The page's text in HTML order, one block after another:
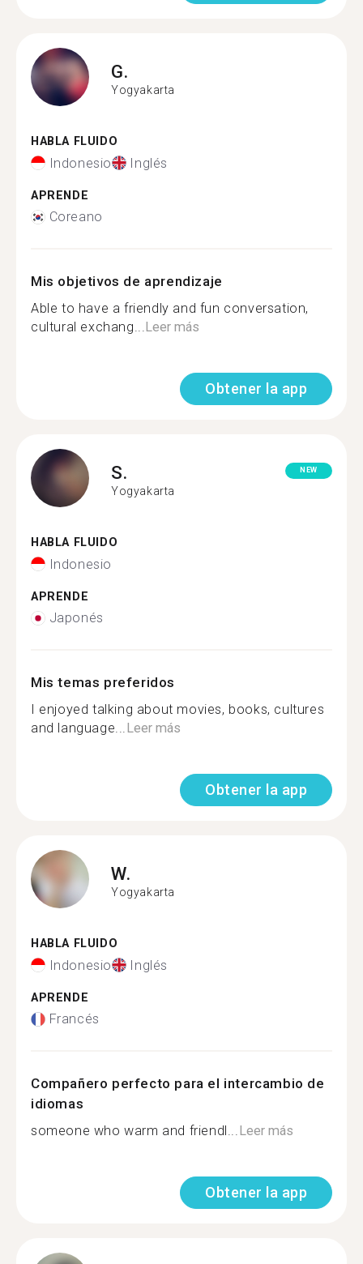
G.
Yogyakarta
HABLA FLUIDO
Indonesio Inglés
APRENDE
Coreano
Mis objetivos de aprendizaje
Able to have a friendly and fun conversation,
cultural exchang...Leer más
Obtener la app
S.
Yogyakarta
NEW
HABLA FLUIDO
Indonesio
APRENDE
Japonés
Mis temas preferidos
I enjoyed talking about movies, books, cultures
and language...Leer más
Obtener la app
W.
Yogyakarta
HABLA FLUIDO
Indonesio Inglés
APRENDE
Francés
Compañero perfecto para el intercambio de
idiomas
someone who warm and friendl...Leer más
Obtener la app